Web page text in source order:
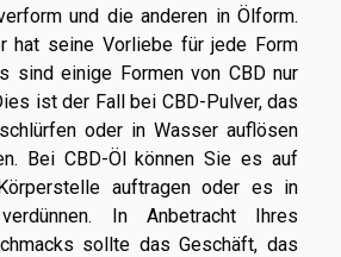
und die anderen in Ölform.
hat seine Vorliebe für jede Form
sind einige Formen von CBD nur
ist der Fall bei CBD-Pulver, das
oder in Wasser auflösen
Bei CBD-Öl können Sie es auf
auftragen oder es in
In Anbetracht Ihres
sollte das Geschäft, das